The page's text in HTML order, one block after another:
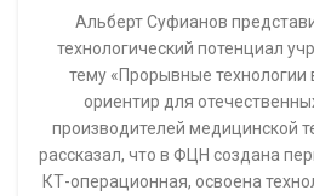
Альберт Суфианов
технологический потенциал
тему «Прорывные технологии
ориентир для
производителей медицинской
рассказал, что в ФЦН создана
КТ-операционная, освоена